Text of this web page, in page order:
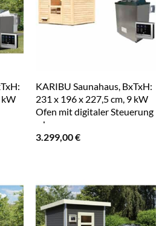
kW
KARIBU Saunahaus, BxTxH:
231 x 196 x 227,5 cm, 9 kW
Ofen mit digitaler Steuerung
– braun
3.299,00€